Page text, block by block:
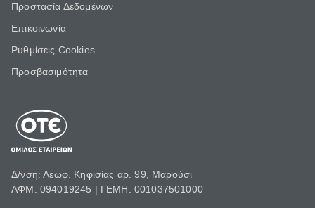
Προστασία Δεδομένων
Επικοινωνία
Ρυθμίσεις Cookies
Προσβασιμότητα
Δ/νση: Λεωφ. Κηφισίας αρ. 99, Μαρούσι
ΑΦΜ: 094019245 | ΓΕΜΗ: 001037501000